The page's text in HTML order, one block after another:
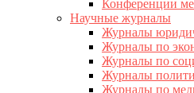
Конференции
Научные журналы
Журналы
Журналы по
Журналы по
Журналы
Журналы по